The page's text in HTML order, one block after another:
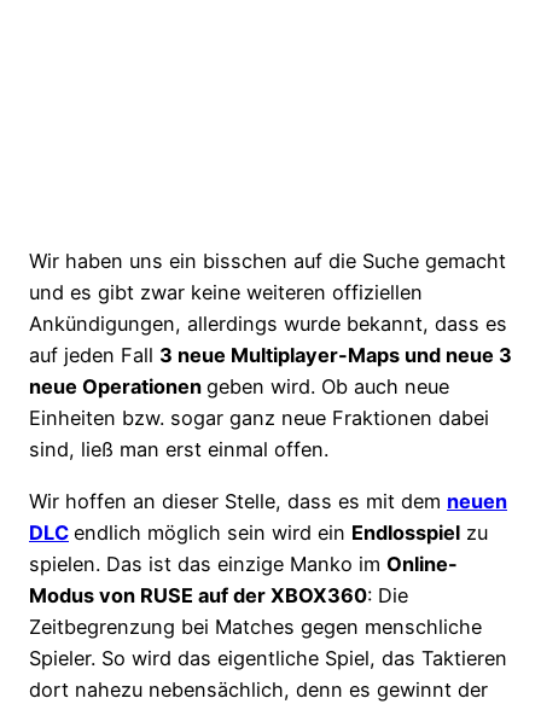
Wir haben uns ein bisschen auf die Suche gemacht
und es gibt zwar keine weiteren offiziellen
Ankündigungen, allerdings wurde bekannt, dass es
auf jeden Fall 3 neue Multiplayer-Maps und neue 3
neue Operationen geben wird. Ob auch neue
Einheiten bzw. sogar ganz neue Fraktionen dabei
sind, ließ man erst einmal offen.
Wir hoffen an dieser Stelle, dass es mit dem neuen
DLC endlich möglich sein wird ein Endlosspiel zu
spielen. Das ist das einzige Manko im Online-
Modus von RUSE auf der XBOX360: Die
Zeitbegrenzung bei Matches gegen menschliche
Spieler. So wird das eigentliche Spiel, das Taktieren
dort nahezu nebensächlich, denn es gewinnt der